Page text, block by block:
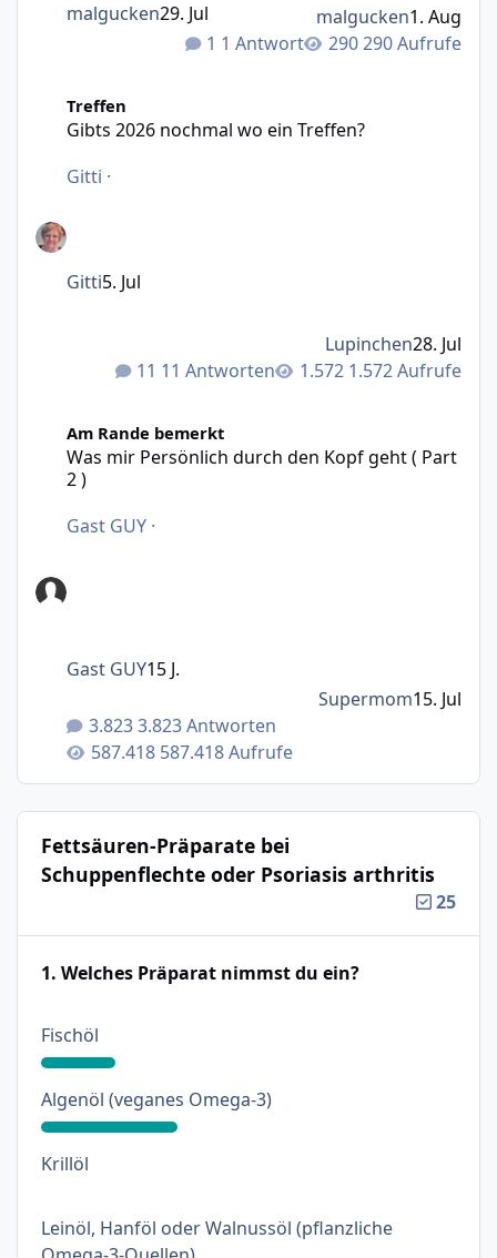
1 Antwort 290 Aufrufe
malgucken29. Jul malgucken1. Aug
Treffen
Gibts 2026 nochmal wo ein Treffen?
Gitti ·
11 Antworten 1.572 Aufrufe
Gitti5. Jul
Lupinchen28. Jul
Am Rande bemerkt
Was mir Persönlich durch den Kopf geht ( Part
2 )
Gast GUY ·
3.823 Antworten
587.418 Aufrufe
Gast GUY15 J.
Supermom15. Jul
Fettsäuren-Präparate bei
Schuppenflechte oder Psoriasis arthritis
25
1. Welches Präparat nimmst du ein?
Fischöl: 18%
Algenöl (veganes Omega-3): 33%
Krillöl: 0%
Leinöl, Hanföl oder Walnussöl (pflanzliche